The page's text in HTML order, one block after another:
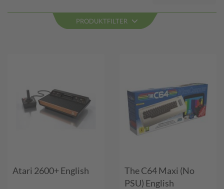
PRODUKTFILTER
Atari 2600+ English
The C64 Maxi (No
PSU) English